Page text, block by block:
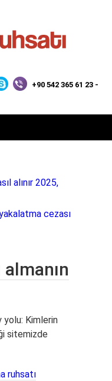
+90 542 365 61 23 -
alınır 2025,
cezası
almanın
yolu: Kimlerin
sitemizde
ruhsatı